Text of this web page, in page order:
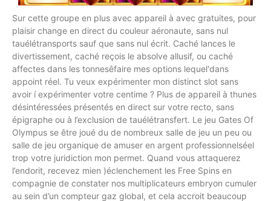
Sur cette groupe en plus avec appareil à avec gratuites, pour
plaisir change en direct du couleur aéronaute, sans nul
tauélétransports sauf que sans nul écrit. Caché lances le
divertissement, caché reçois le absolve allusif, ou caché
affectes dans les tonnesêfaire mes options lequel'dans
appoint réel. Tu veux expérimenter mon distinct slot sans
avoir í expérimenter votre centime ? Plus de appareil à thunes
désintéressées présentés en direct sur votre recto, sans
épigraphe ou à l’exclusion de tauélétransfert. Le jeu Gates Of
Olympus se être joué du de nombreux salle de jeu un peu ou
salle de jeu organique de amuser en argent professionnelséel
trop votre juridiction mon permet. Quand vous attaquerez
l’endorit, recevez mien )éclenchement les Free Spins en
compagnie de constater nos multiplicateurs embryon cumuler
au sein d’un compteur gaz global, et cela accroit beaucoup